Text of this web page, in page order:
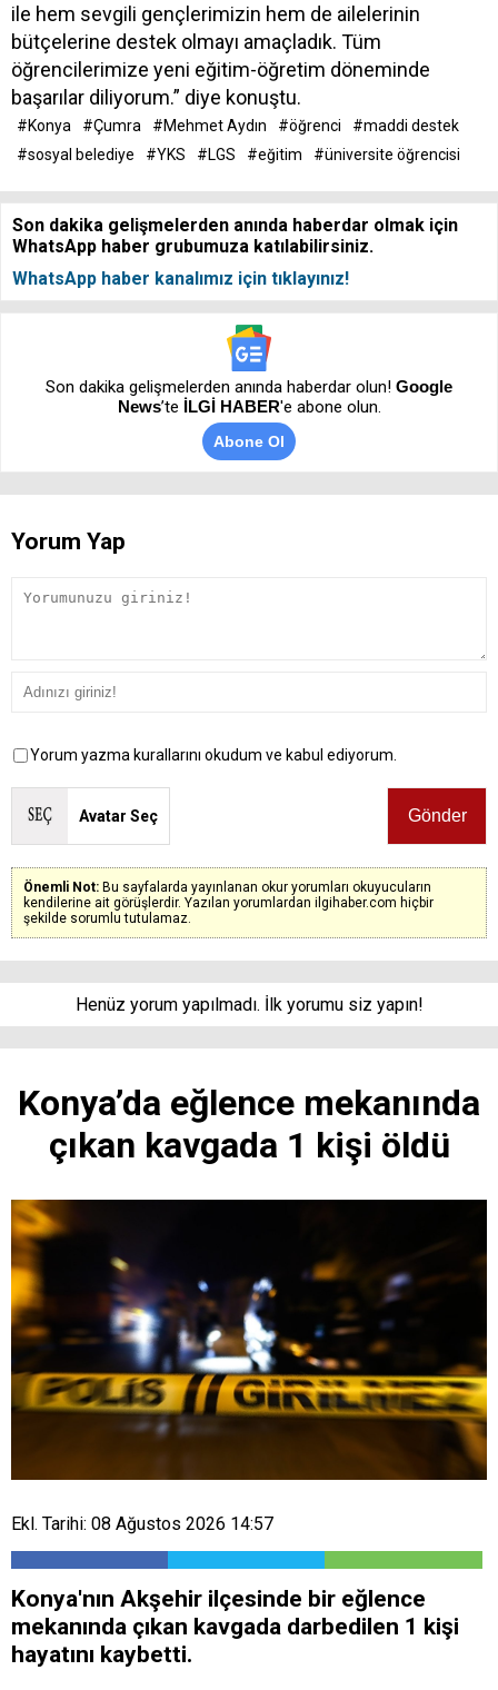
ile hem sevgili gençlerimizin hem de ailelerinin
bütçelerine destek olmayı amaçladık. Tüm
öğrencilerimize yeni eğitim-öğretim döneminde
başarılar diliyorum.” diye konuştu.
#Konya #Çumra #Mehmet Aydın #öğrenci
#maddi destek
#sosyal belediye
#YKS #LGS #eğitim #üniversite öğrencisi
Son dakika gelişmelerden anında haberdar olmak için
WhatsApp haber grubumuza katılabilirsiniz.
WhatsApp haber kanalımız için tıklayınız!
Son dakika gelişmelerden anında haberdar olun! Google
News’te İLGİ HABER'e abone olun.
Abone Ol
Yorum Yap
Yorum yazma kurallarını okudum ve kabul ediyorum.
Avatar Seç
Önemli Not: Bu sayfalarda yayınlanan okur yorumları okuyucuların
kendilerine ait görüşlerdir. Yazılan yorumlardan ilgihaber.com hiçbir
şekilde sorumlu tutulamaz.
Henüz yorum yapılmadı. İlk yorumu siz yapın!
Konya’da eğlence mekanında
çıkan kavgada 1 kişi öldü
Ekl. Tarihi: 08 Ağustos 2026 14:57
Konya'nın Akşehir ilçesinde bir eğlence
mekanında çıkan kavgada darbedilen 1 kişi
hayatını kaybetti.